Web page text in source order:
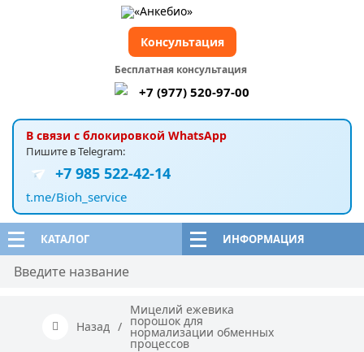
КАТАЛОГ ИНФОРМАЦИЯ
В связи с блокировкой WhatsApp
Пишите в Telegram:
+7 985 522-42-14
t.me/Bioh_service
Бесплатная консультация
+7 (977) 520-97-00
Консультация
Назад /
Мицелий ежевика
порошок для
нормализации обменных
процессов